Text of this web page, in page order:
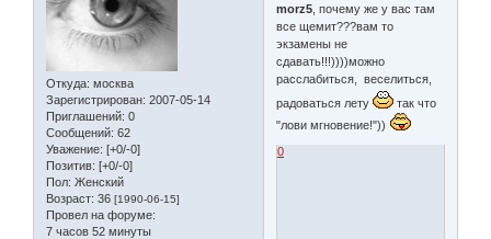
Откуда: москва
Зарегистрирован: 2007-05-14
Приглашений: 0
Сообщений: 62
Уважение: [+0/-0]
Позитив: [+0/-0]
Пол: Женский
Возраст: 36 [1990-06-15]
Провел на форуме:
7 часов 52 минуты
morz5 , почему же у вас там
все щемит???вам то
экзамены не
сдавать!!!))))можно
расслабиться, веселиться,
радоваться лету
так что
"лови мгновение!"))
0